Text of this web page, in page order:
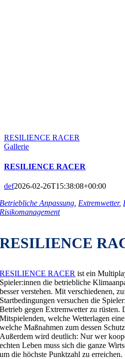
RESILIENCE RACER
Gallerie
RESILIENCE RACER
def2026-02-26T15:38:08+00:00
Betriebliche Anpassung Extremwetter,
Risikomanagement
RESILIENCE
RESILIENCE RACER ist ein
Spieler:innen die betriebliche
besser verstehen. Mit verschiedenen,
Startbedingungen versuchen die
Betrieb gegen Extremwetter zu rüsten.
Mitspielenden, welche Wetterlagen
welche Maßnahmen zum dessen
Außerdem wird deutlich: Nur wer
echten Leben muss sich die ganze
um die höchste Punktzahl zu erreichen.